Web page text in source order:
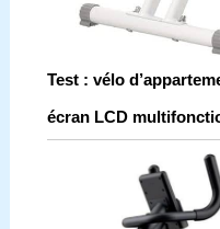
Test : vélo
écran LCD